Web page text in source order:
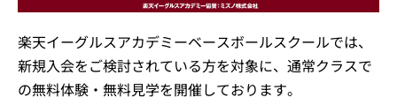
楽天イーグルスアカデミーベースボールスクールでは、
新規入会をご検討されている方を対象に、通常クラスで
の無料体験・無料見学を開催しております。